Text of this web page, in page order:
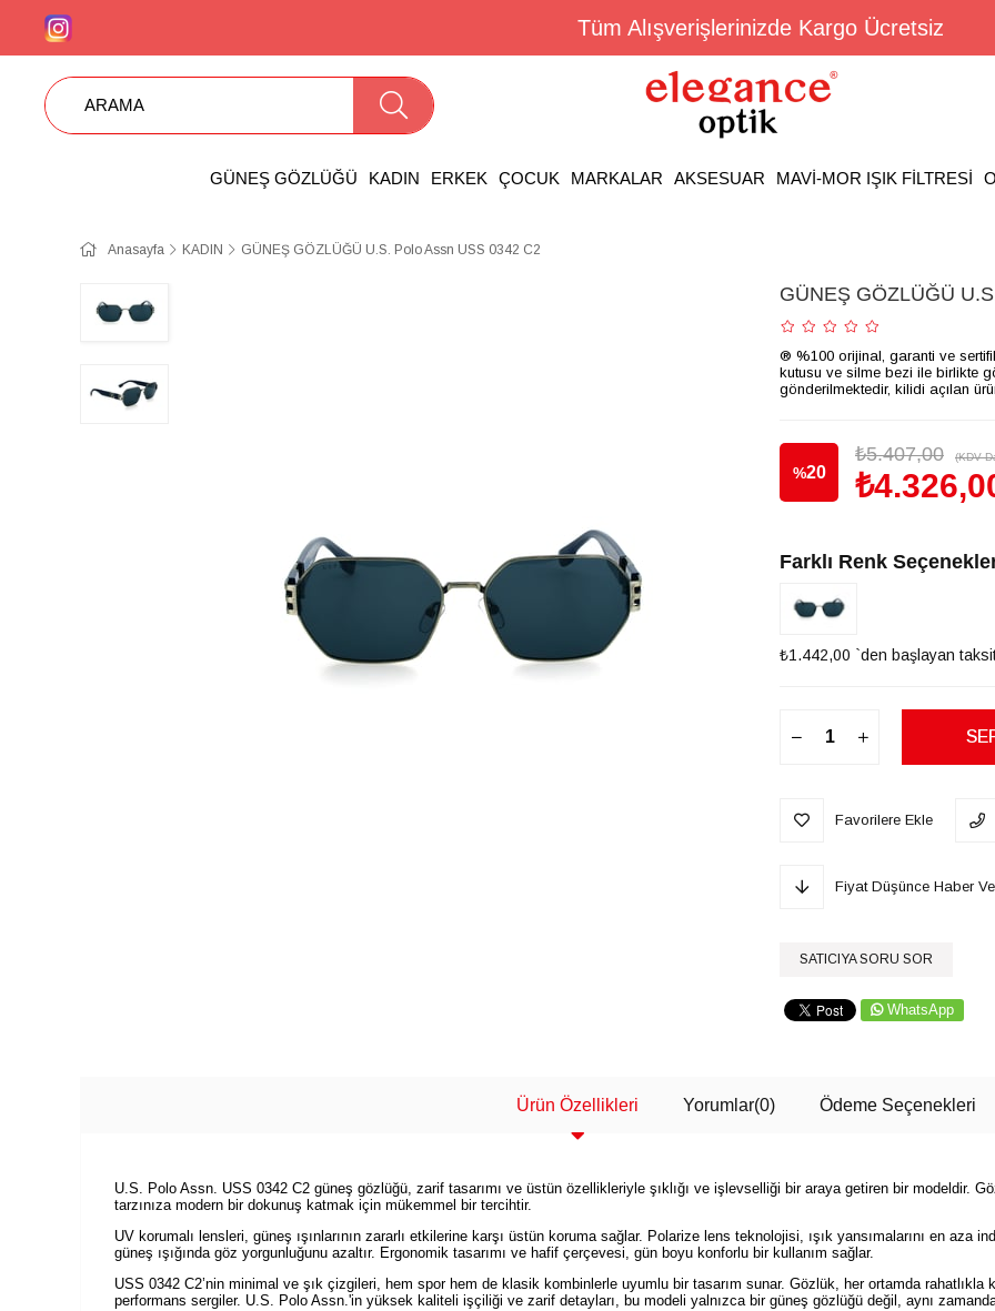
Tüm Alışverişlerinizde Kargo Ücretsiz
GÜNEŞ GÖZLÜĞÜ KADIN ERKEK ÇOCUK MARKALAR AKSESUAR MAVİ-MOR IŞIK FİLTRESİ
Anasayfa KADIN GÜNEŞ GÖZLÜĞÜ U.S. Polo Assn USS 0342 C2
GÜNEŞ GÖZLÜĞÜ
® %100 orijinal, garanti ve
kutusu ve silme bezi ile birlikte
gönderilmektedir, kilidi açılan
%20
₺5.407,00 (KDV
Farklı Renk
₺1.442,00 `den başlayan
Favorilere Ekle
Fiyat Düşünce Haber
SATICIYA SORU SOR
WhatsApp
Ürün Özellikleri Yorumlar(0) Ödeme Seçenekleri
U.S. Polo Assn. USS 0342 C2 güneş gözlüğü, zarif tasarımı ve üstün özellikleriyle şıklığı ve işlevselliği bir araya getiren bir modeldir.
tarzınıza modern bir dokunuş katmak için mükemmel bir tercihtir.
UV korumalı lensleri, güneş ışınlarının zararlı etkilerine karşı üstün koruma sağlar. Polarize lens teknolojisi, ışık yansımalarını en
güneş ışığında göz yorgunluğunu azaltır. Ergonomik tasarımı ve hafif çerçevesi, gün boyu konforlu bir kullanım sağlar.
USS 0342 C2’nin minimal ve şık çizgileri, hem spor hem de klasik kombinlerle uyumlu bir tasarım sunar. Gözlük, her ortamda rahatlıkla
performans sergiler. U.S. Polo Assn.'in yüksek kaliteli işçiliği ve zarif detayları, bu modeli yalnızca bir güneş gözlüğü değil, aynı